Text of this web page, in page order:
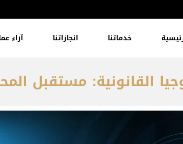
خدماتنا انجازاتنا آراء
القانونية: مستقبل